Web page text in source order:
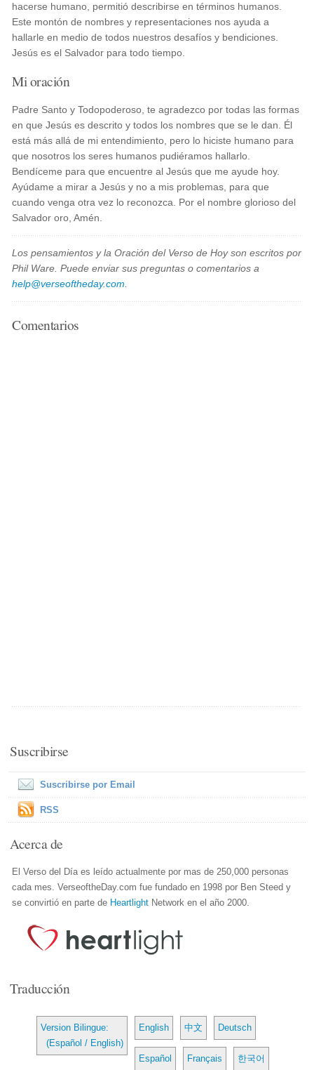
hacerse humano, permitió describirse en términos humanos.
Este montón de nombres y representaciones nos ayuda a
hallarle en medio de todos nuestros desafíos y bendiciones.
Jesús es el Salvador para todo tiempo.
Mi oración
Padre Santo y Todopoderoso, te agradezco por todas las formas
en que Jesús es descrito y todos los nombres que se le dan. Él
está más allá de mi entendimiento, pero lo hiciste humano para
que nosotros los seres humanos pudiéramos hallarlo.
Bendíceme para que encuentre al Jesús que me ayude hoy.
Ayúdame a mirar a Jesús y no a mis problemas, para que
cuando venga otra vez lo reconozca. Por el nombre glorioso del
Salvador oro, Amén.
Los pensamientos y la Oración del Verso de Hoy son escritos por
Phil Ware. Puede enviar sus preguntas o comentarios a
help@verseoftheday.com
Comentarios
Suscribirse
Suscribirse por Email
RSS
Acerca de
El Verso del Día es leído actualmente por mas de 250,000 personas
cada mes. VerseoftheDay.com fue fundado en 1998 por Ben Steed y
se convirtió en parte de Heartlight Network en el año 2000.
Traducción
Version Bilingue:
(Español / English)
English 中文 Deutsch
Español Français 한국어